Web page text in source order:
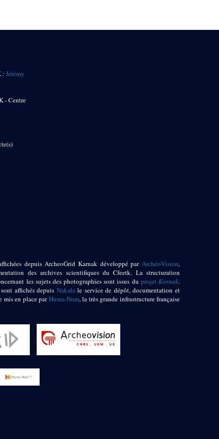
:Jérémy
- Centre
depuis ArcheoGrid Karnak développé par ArchéoVision,
des archives scientifiques du Cfeetk. La structuration
les sujets des photographies sont issus du projetKarnak.
affichés depuis Nakalale service de dépôt, documentation et
mis en place parHuma-Num, la très grande infrastructure française